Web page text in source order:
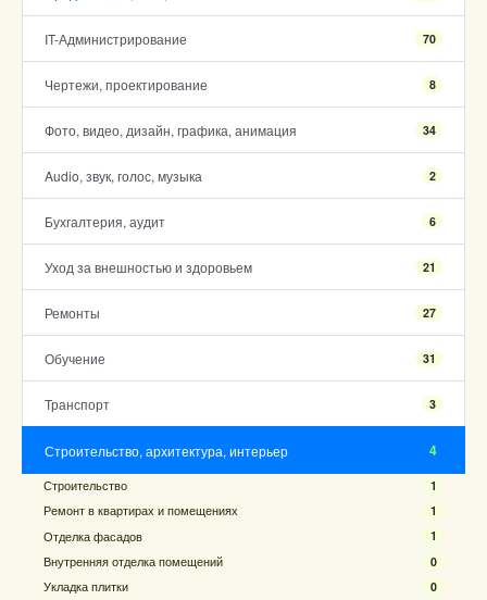
IT-Администрирование 70
Чертежи, проектирование 8
Фото, видео, дизайн, графика, анимация 34
Audio, звук, голос, музыка 2
Бухгалтерия, аудит 6
Уход за внешностью и здоровьем 21
Ремонты 27
Обучение 31
Транспорт 3
Строительство, архитектура, интерьер 4
Строительство 1
Ремонт в квартирах и помещениях 1
Отделка фасадов 1
Внутренняя отделка помещений 0
Укладка плитки 0